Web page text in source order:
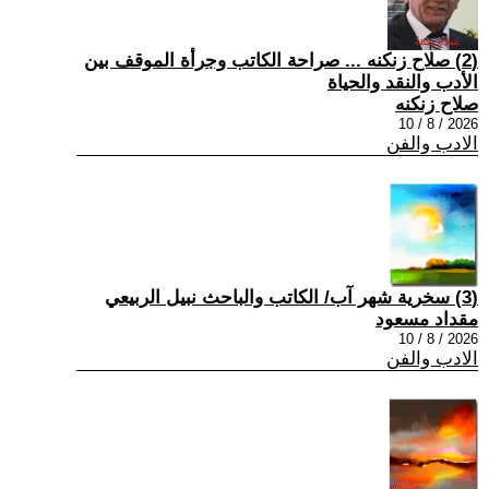
(2) صلاح زنكنه ... صراحة الكاتب وجرأة الموقف بين
الأدب والنقد والحياة
صلاح زنكنه
2026 / 8 / 10
الادب والفن
(3) سخرية شهر آب/ الكاتب والباحث نبيل الربيعي
مقداد مسعود
2026 / 8 / 10
الادب والفن